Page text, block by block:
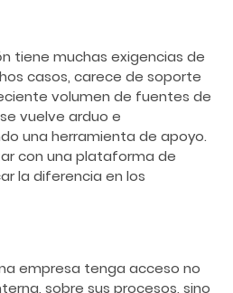
tiene muchas exigencias de
casos, carece de soporte
volumen de fuentes de
vuelve arduo e
una herramienta de apoyo.
con una plataforma de
la diferencia en los
empresa tenga acceso no
sobre sus procesos, sino